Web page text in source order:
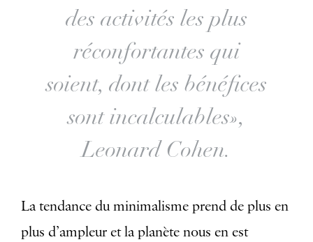
des activités les plus
réconfortantes qui
soient, dont les bénéfices
sont incalculables»,
Leonard Cohen.
La tendance du minimalisme prend de plus en
plus d’ampleur et la planète nous en est